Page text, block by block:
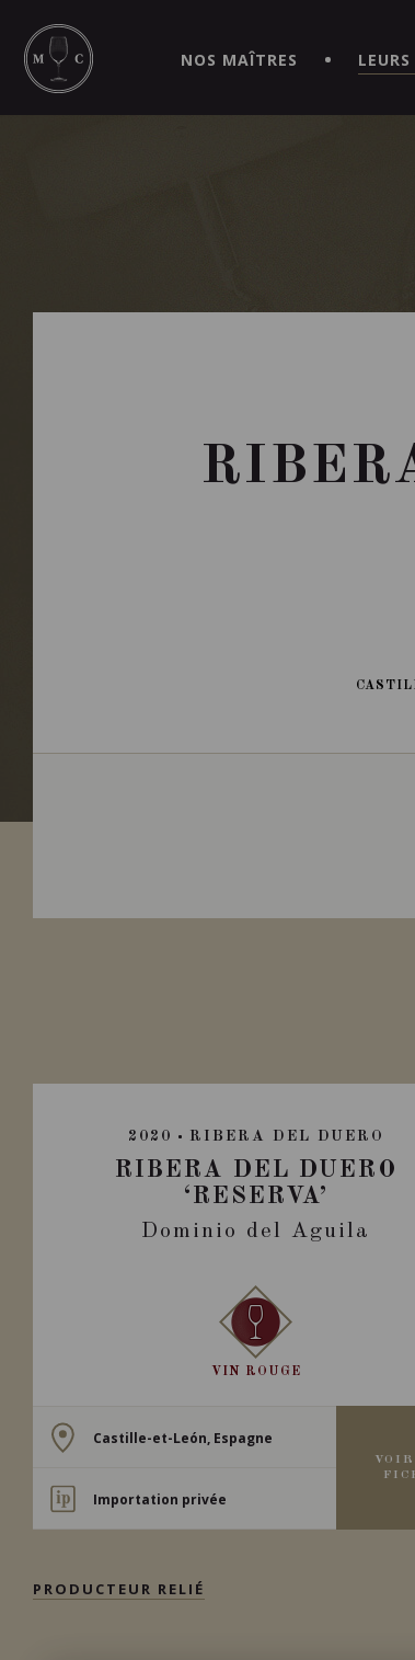
MAITRE | CAVISTE VIRTUEL!
NOS MAÎTRES
2020 RIBERA DEL DUERO
RIBERA DEL DUERO
‘RESERVA’
Dominio del Aguila
VIN ROUGE
Castille-et-León, Espagne
Importation privée
PRODUCTEUR RELIÉ